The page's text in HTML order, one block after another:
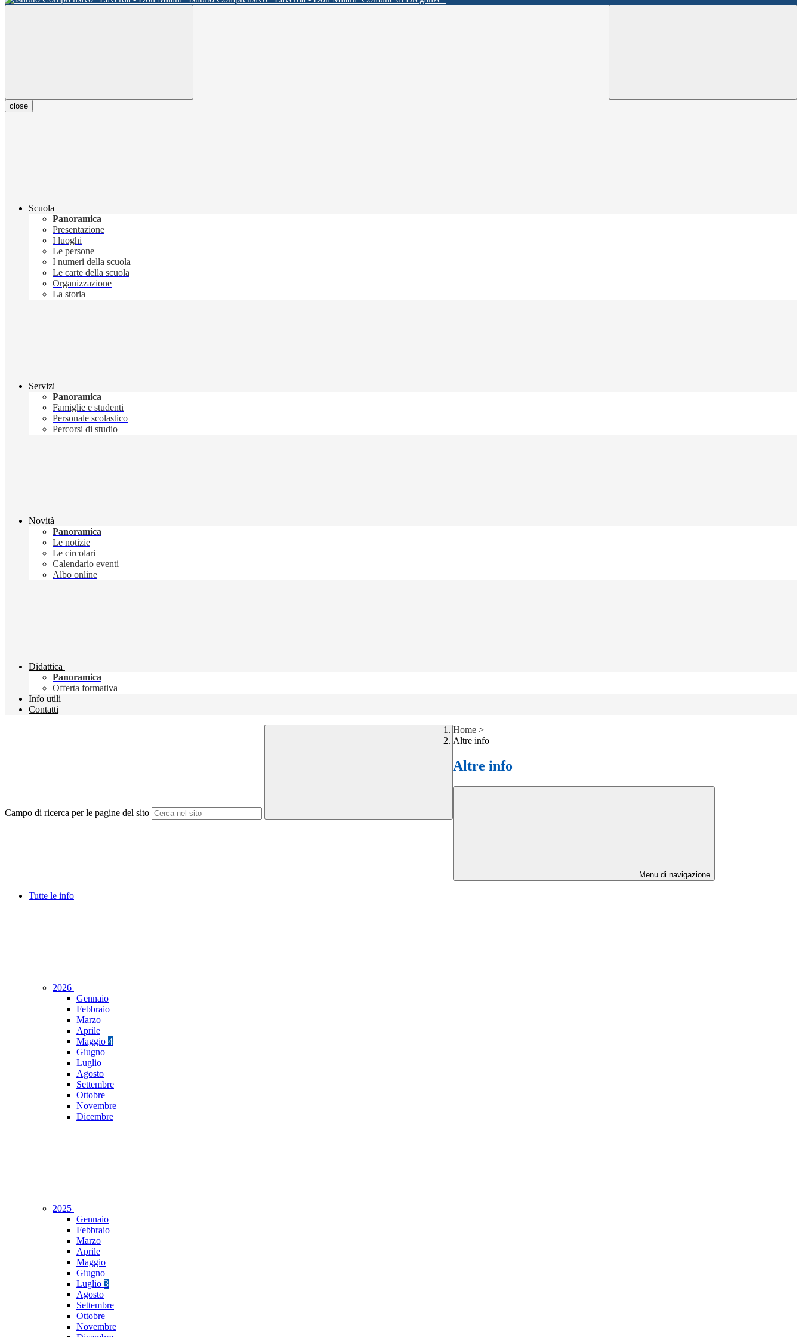
close
Scuola
Panoramica
Presentazione
I luoghi
Le persone
I numeri della scuola
Le carte della scuola
Organizzazione
La storia
Servizi
Panoramica
Famiglie e studenti
Personale scolastico
Percorsi di studio
Novità
Panoramica
Le notizie
Le circolari
Calendario eventi
Albo online
Didattica
Panoramica
Offerta formativa
Info utili
Contatti
Campo di ricerca per le pagine del sito
Home >
Altre info
Altre info
Menu di navigazione
Tutte le info
2026
Gennaio
Febbraio
Marzo
Aprile
Maggio 4
Giugno
Luglio
Agosto
Settembre
Ottobre
Novembre
Dicembre
2025
Gennaio
Febbraio
Marzo
Aprile
Maggio
Giugno
Luglio 3
Agosto
Settembre
Ottobre
Novembre